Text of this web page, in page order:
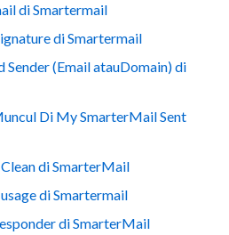
di Smartermail
di Smartermail
(Email atauDomain) di
Di My SmarterMail Sent
di SmarterMail
di Smartermail
di SmarterMail